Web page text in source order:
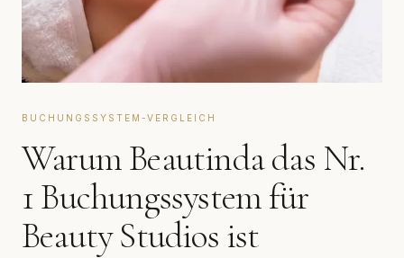
BUCHUNGSSYSTEM-VERGLEICH
Warum Beautinda das Nr.
1 Buchungssystem für
Beauty Studios ist